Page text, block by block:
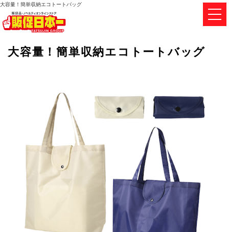
大容量！簡単収納エコトートバッグ
大容量！簡単収納エコトートバッグ